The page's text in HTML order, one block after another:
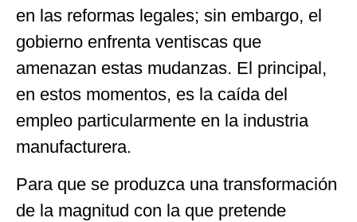
en las reformas legales; sin embargo, el
gobierno enfrenta ventiscas que
amenazan estas mudanzas. El principal,
en estos momentos, es la caída del
empleo particularmente en la industria
manufacturera.
Para que se produzca una transformación
de la magnitud con la que pretende